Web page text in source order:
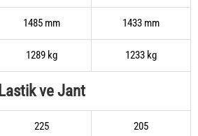
1485 mm 1433 mm
1289 kg 1233 kg
Lastik ve Jant
225 205